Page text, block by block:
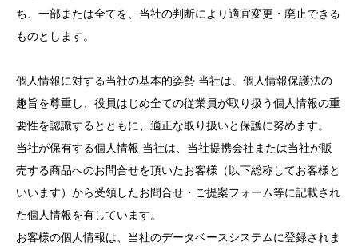
ち、一部または全てを、当社の判断により適宜変更・廃止できる
ものとします。
個人情報に対する当社の基本的姿勢 当社は、個人情報保護法の
趣旨を尊重し、役員はじめ全ての従業員が取り扱う個人情報の重
要性を認識するとともに、適正な取り扱いと保護に努めます。
当社が保有する個人情報 当社は、当社提携会社または当社が販
売する商品へのお問合せを頂いたお客様（以下総称してお客様と
いいます）から受領したお問合せ・ご提案フォーム等に記載され
た個人情報を有しています。
お客様の個人情報は、当社のデータベースシステムに登録されま